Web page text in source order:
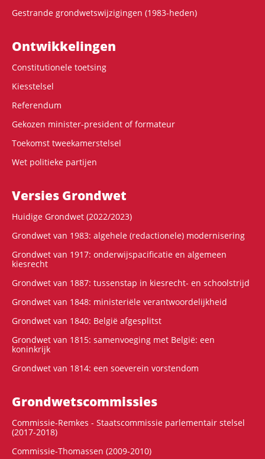
Gestrande grondwetswijzigingen (1983-heden)
Ontwikke­lingen
Constitutionele toetsing
Kiesstelsel
Referendum
Gekozen minister-president of formateur
Toekomst tweekamerstelsel
Wet politieke partijen
Versies Grondwet
Huidige Grondwet (2022/2023)
Grondwet van 1983: algehele (redactionele) modernisering
Grondwet van 1917: onderwijspacificatie en algemeen
kiesrecht
Grondwet van 1887: tussenstap in kiesrecht- en schoolstrijd
Grondwet van 1848: ministeriële verantwoordelijkheid
Grondwet van 1840: België afgesplitst
Grondwet van 1815: samenvoeging met België: een
koninkrijk
Grondwet van 1814: een soeverein vorstendom
Grondwets­commissies
Commissie-Remkes - Staatscommissie parlementair stelsel
(2017-2018)
Commissie-Thomassen (2009-2010)